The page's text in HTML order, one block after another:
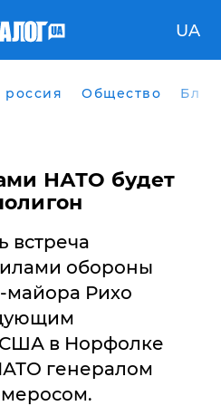
UA
россия Общество
НАТО будет
встреча
обороны
майора Рихо
в Норфолке
генералом